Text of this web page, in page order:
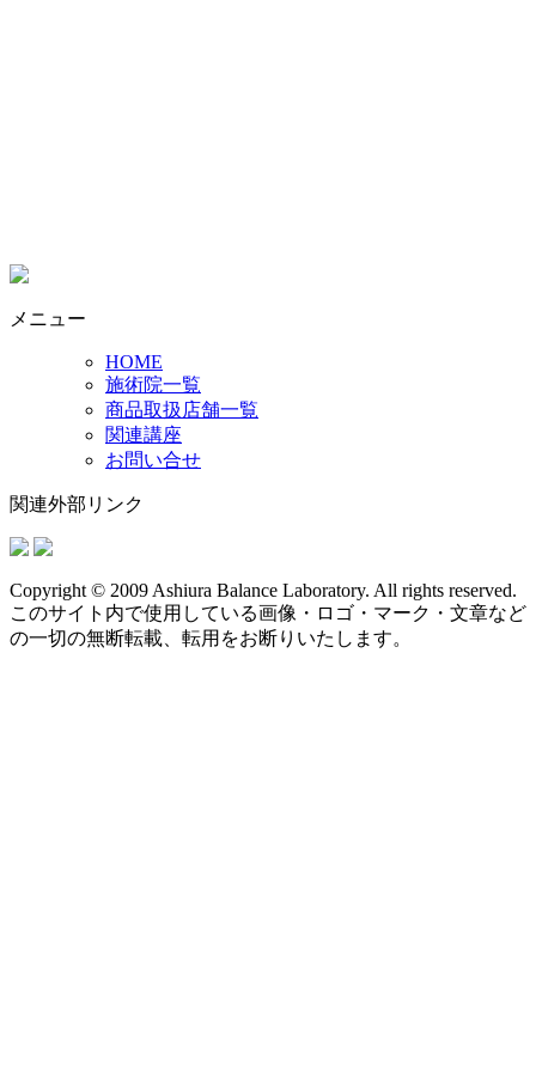
メニュー
HOME
施術院一覧
商品取扱店舗一覧
関連講座
お問い合せ
関連外部リンク
Copyright © 2009 Ashiura Balance Laboratory. All rights reserved.
このサイト内で使用している画像・ロゴ・マーク・文章など
の一切の無断転載、転用をお断りいたします。